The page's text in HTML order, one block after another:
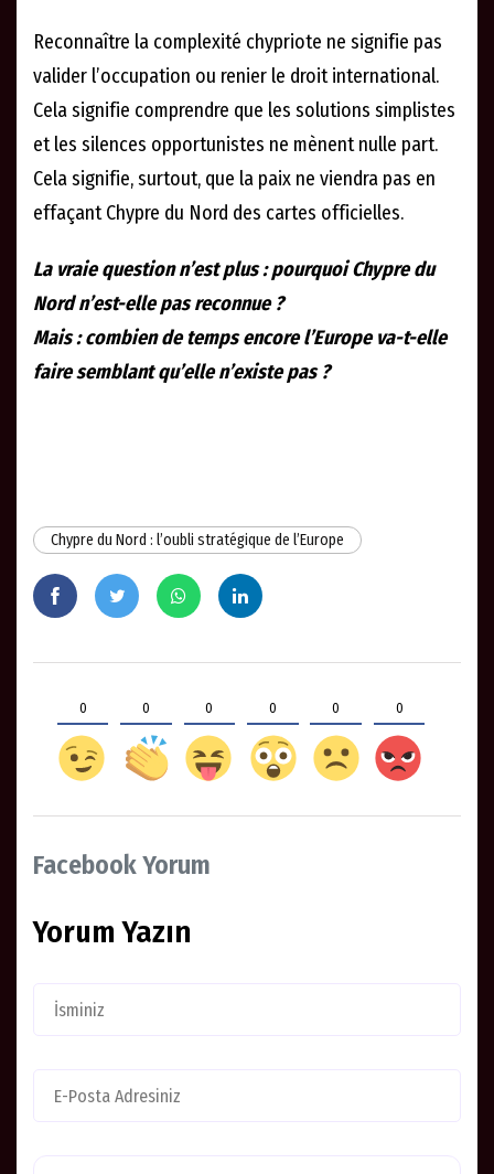
Reconnaître la complexité chypriote ne signifie pas
valider l’occupation ou renier le droit international.
Cela signifie comprendre que les solutions simplistes
et les silences opportunistes ne mènent nulle part.
Cela signifie, surtout, que la paix ne viendra pas en
effaçant Chypre du Nord des cartes officielles.
La vraie question n’est plus : pourquoi Chypre du
Nord n’est-elle pas reconnue ?
Mais : combien de temps encore l’Europe va-t-elle
faire semblant qu’elle n’existe pas ?
Chypre du Nord : l’oubli stratégique de l’Europe
0 0 0 0 0 0
Facebook Yorum
Yorum Yazın